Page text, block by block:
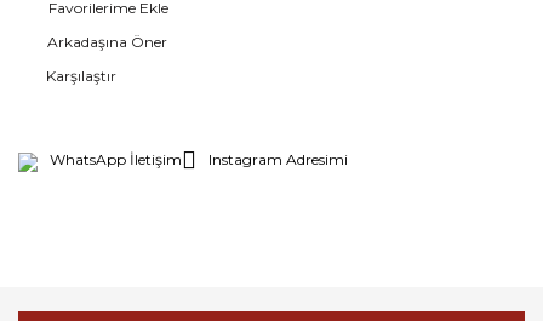
Arkadaşına Öner
Karşılaştır
WhatsApp İletişim Instagram Adresimi